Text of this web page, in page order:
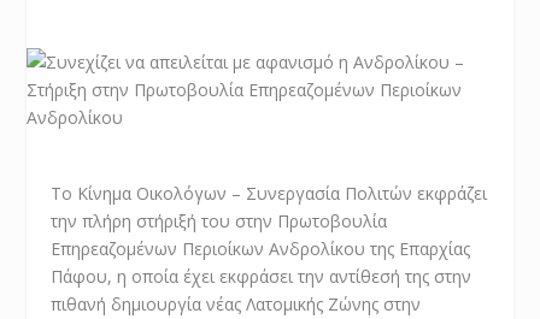
Το Κίνημα Οικολόγων – Συνεργασία Πολιτών εκφράζει
την πλήρη στήριξή του στην Πρωτοβουλία
Επηρεαζομένων Περιοίκων Ανδρολίκου της Επαρχίας
Πάφου, η οποία έχει εκφράσει την αντίθεσή της στην
πιθανή δημιουργία νέας Λατομικής Ζώνης στην